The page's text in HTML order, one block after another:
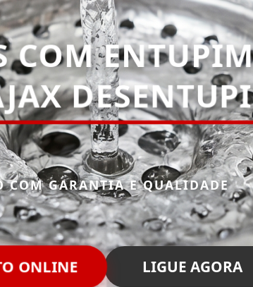
COM
COM GARANTIA E QUALIDADE
ONLINE LIGUE AGORA